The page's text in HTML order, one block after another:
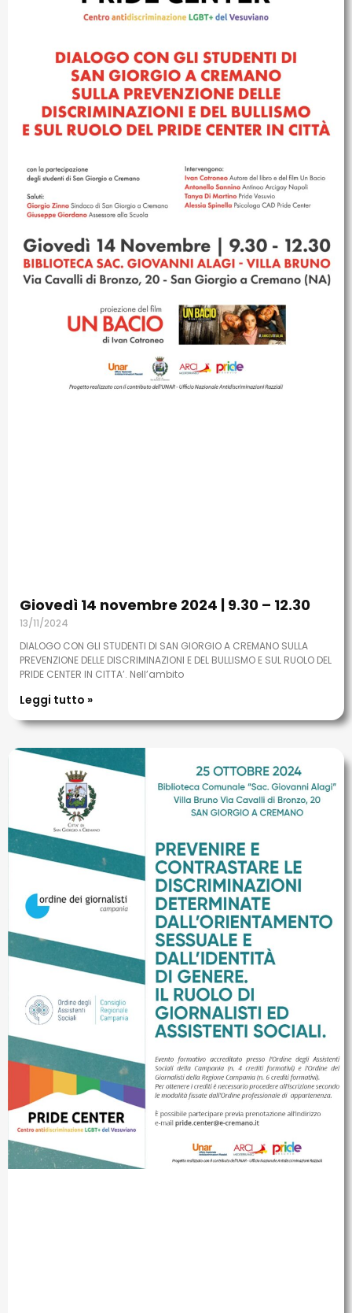
Giovedì 14 novembre 2024 | 9.30 – 12.30
13/11/2024
DIALOGO CON GLI STUDENTI DI SAN GIORGIO A CREMANO SULLA
PREVENZIONE DELLE DISCRIMINAZIONI E DEL BULLISMO E SUL RUOLO DEL
PRIDE CENTER IN CITTA’. Nell’ambito
Leggi tutto »